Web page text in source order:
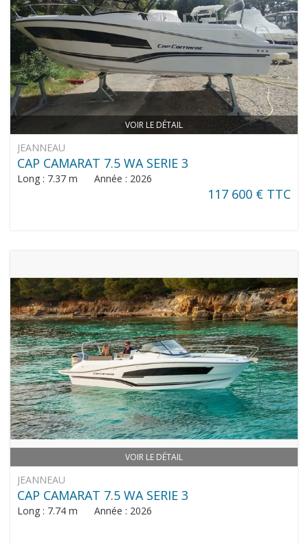
VOIR LE DÉTAIL
JEANNEAU
CAP CAMARAT 7.5 WA SERIE 3
Long : 7.37 m Année : 2026
117 600 € TTC
VOIR LE DÉTAIL
JEANNEAU
CAP CAMARAT 7.5 WA SERIE 3
Long : 7.74 m Année : 2026